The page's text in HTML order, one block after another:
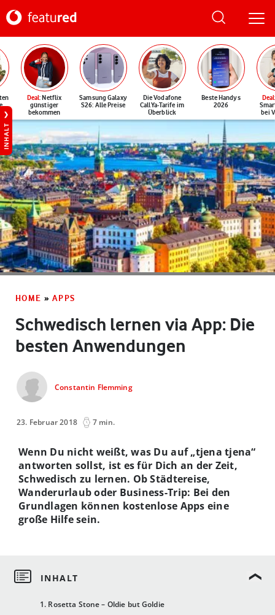
Deal: Netflix
günstiger
bekommen
Samsung Galaxy
S26: Alle Preise
Die Vodafone
CallYa-Tarife im
Überblick
Beste Handys
2026
Deal
bei
INHALT
HOME » APPS
Schwedisch lernen via App: Die
besten Anwendungen
Constantin Flemming
23. Februar 2018 7 min.
1. Rosetta Stone – Oldie but Goldie
Wenn Du nicht weißt, was Du auf „tjena tjena“
antworten sollst, ist es für Dich an der Zeit,
Schwedisch zu lernen. Ob Städtereise,
Wanderurlaub oder Business-Trip: Bei den
Grundlagen können kostenlose Apps eine
große Hilfe sein.